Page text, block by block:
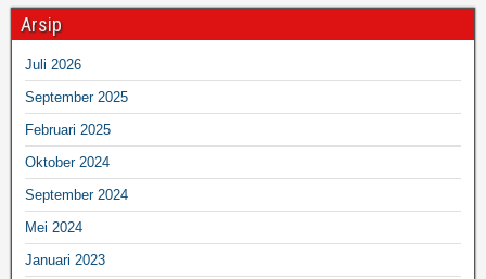
Arsip
Juli 2026
September 2025
Februari 2025
Oktober 2024
September 2024
Mei 2024
Januari 2023